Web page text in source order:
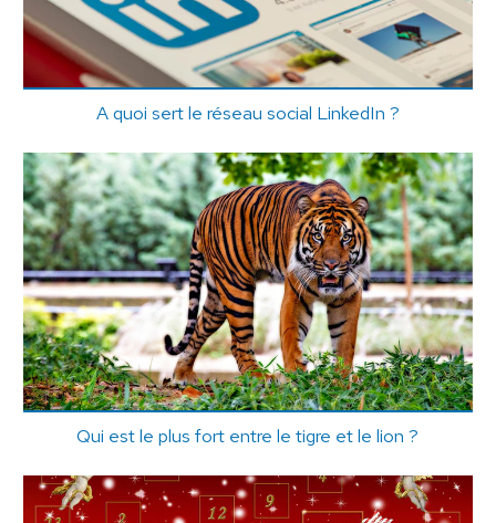
A quoi sert le réseau social LinkedIn ?
Qui est le plus fort entre le tigre et le lion ?